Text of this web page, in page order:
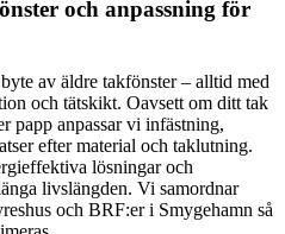
och anpassning för
av äldre takfönster – alltid med
och tätskikt. Oavsett om ditt tak
papp anpassar vi infästning,
efter material och taklutning.
lösningar och
livslängden. Vi samordnar
och BRF:er i Smygehamn så